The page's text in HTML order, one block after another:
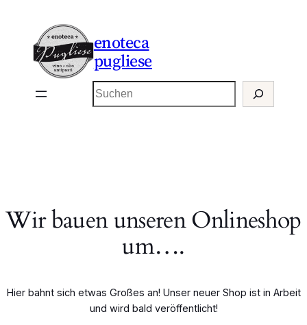
enoteca
pugliese
Suchen
Wir bauen unseren Onlineshop
um….
Hier bahnt sich etwas Großes an! Unser neuer Shop ist in Arbeit
und wird bald veröffentlicht!